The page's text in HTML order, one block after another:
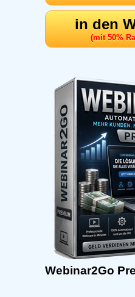
in den
(mit 50%
Webinar2Go